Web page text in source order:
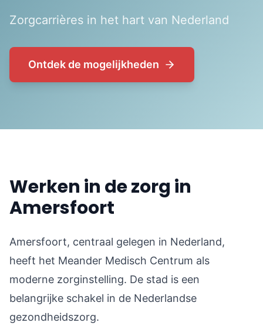
Zorgcarrières in het hart van Nederland
Ontdek de mogelijkheden
Werken in de zorg in
Amersfoort
Amersfoort, centraal gelegen in Nederland,
heeft het Meander Medisch Centrum als
moderne zorginstelling. De stad is een
belangrijke schakel in de Nederlandse
gezondheidszorg.